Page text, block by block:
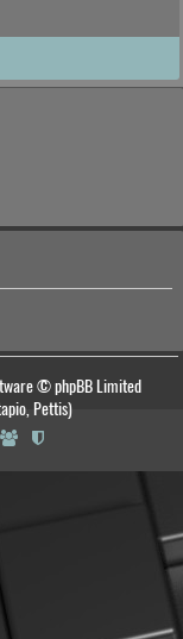
© phpBB Limited
Pettis)